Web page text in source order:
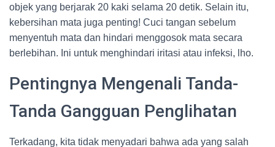
objek yang berjarak 20 kaki selama 20 detik. Selain itu,
kebersihan mata juga penting! Cuci tangan sebelum
menyentuh mata dan hindari menggosok mata secara
berlebihan. Ini untuk menghindari iritasi atau infeksi, lho.
Pentingnya Mengenali Tanda-
Tanda Gangguan Penglihatan
Terkadang, kita tidak menyadari bahwa ada yang salah